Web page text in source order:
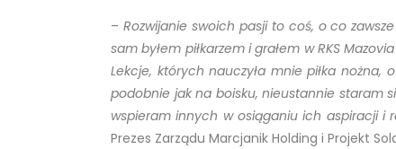
– Rozwijanie swoich pasji to coś, o co
sam byłem piłkarzem i grałem w RKS
Lekcje, których nauczyła mnie piłka nożna,
podobnie jak na boisku, nieustannie staram
wspieram innych w osiąganiu ich aspiracji i
Prezes Zarządu Marcjanik Holding i Projekt